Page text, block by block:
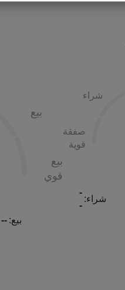
شراء
صفقة
قوية
شراء:
-
-
بيع
بيع
قوي
بيع: --